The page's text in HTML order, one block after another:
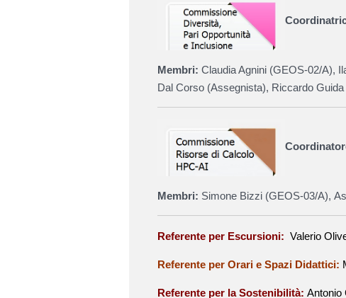
Membri: Claudia Agnini (GEOS-02/A),
Dal Corso (Assegnista), Riccardo
Membri: Simone Bizzi (GEOS-03/A),
Referente per Escursioni: Valerio
Referente per Orari e Spazi Didattici:
Referente per la Sostenibilità: Antonio